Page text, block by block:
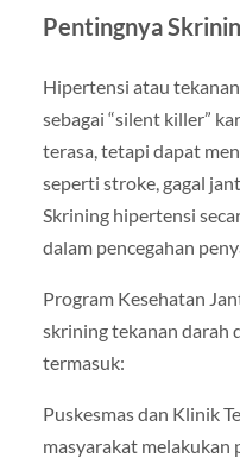
Pentingnya
Hipertensi atau
sebagai “silent killer”
terasa, tetapi dapat
seperti stroke, gagal
Skrining hipertensi
dalam pencegahan
Program Kesehatan
skrining tekanan darah
termasuk:
Puskesmas dan Klinik
masyarakat melakukan